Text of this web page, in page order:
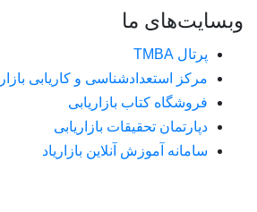
وبسایت‌های ما
پرتال TMBA
مرکز استعدادشناسی و کاریابی
فروشگاه کتاب بازاریابی
دپارتمان تحقیقات بازاریابی
سامانه آموزش آنلاین بازاریاد